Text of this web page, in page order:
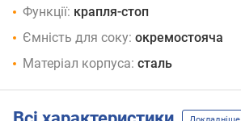
Функції: крапля-стоп
Ємність для соку: окремостояча
Матеріал корпуса: сталь